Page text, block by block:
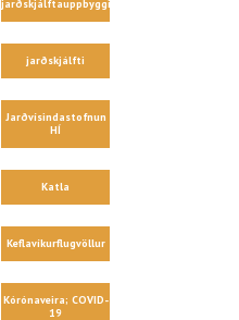
jarðskjálftauppbygging
jarðskjálfti
Jarðvísindastofnun
HÍ
Katla
Keflavíkurflugvöllur
Kórónaveira; COVID-
19